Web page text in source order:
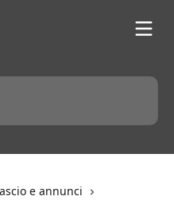
e annunci